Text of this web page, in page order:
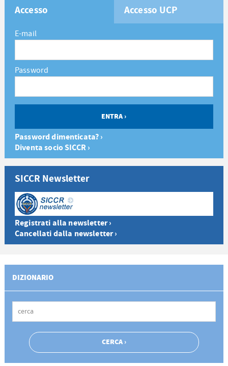
Accesso Accesso UCP
E-mail
Password
Password dimenticata? ›
Diventa socio SICCR ›
SICCR Newsletter
Registrati alla newsletter ›
Cancellati dalla newsletter ›
DIZIONARIO